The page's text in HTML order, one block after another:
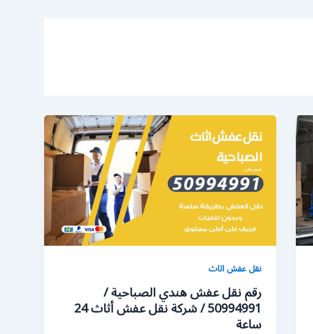
نقل عفش اثاث
رقم نقل عفش هندي الصباحية /
50994991 / شركة نقل عفش أثاث 24
ساعة